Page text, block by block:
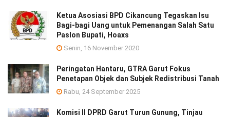
Ketua Asosiasi BPD Cikancung Tegaskan Isu
Bagi-bagi Uang untuk Pemenangan Salah Satu
Paslon Bupati, Hoaxs
Senin, 16 November 2020
Peringatan Hantaru, GTRA Garut Fokus
Penetapan Objek dan Subjek Redistribusi Tanah
Rabu, 24 September 2025
Komisi II DPRD Garut Turun Gunung, Tinjau